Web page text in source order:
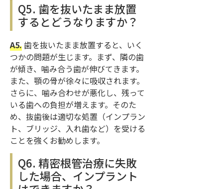
Q5. 歯を抜いたまま放置
するとどうなりますか？
A5.歯を抜いたまま放置すると、いく
つかの問題が生じます。まず、隣の歯
が傾き、噛み合う歯が伸びてきます。
また、顎の骨が徐々に吸収されます。
さらに、噛み合わせが悪化し、残って
いる歯への負担が増えます。そのた
め、抜歯後は適切な処置（インプラン
ト、ブリッジ、入れ歯など）を受ける
ことを強くお勧めします。
Q6. 精密根管治療に失敗
した場合、インプラント